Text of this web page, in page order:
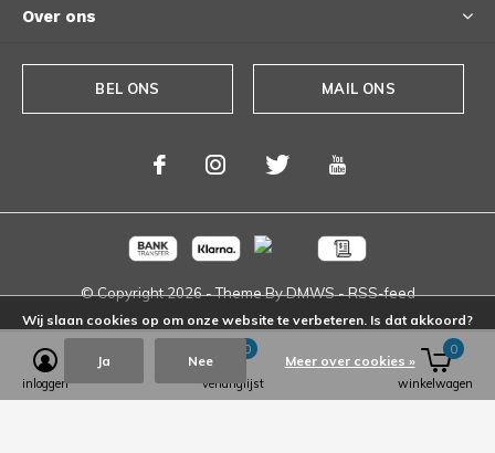
Over ons
BEL ONS MAIL ONS
© Copyright2026- Theme ByDMWS-RSS-feed
inloggen verlanglijst
0
winkelwagen
0
Wij slaan cookies op om onze website te verbeteren. Is dat akkoord?
Ja Nee Meer over cookies »